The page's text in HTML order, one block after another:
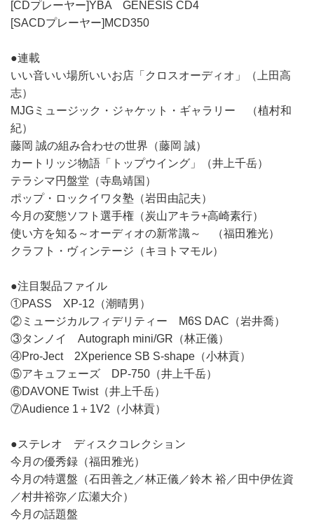
[CDプレーヤー]YBA GENESIS CD4
[SACDプレーヤー]MCD350
●連載
いい音いい場所いいお店「クロスオーディオ」（上田高
志）
MJGミュージック・ジャケット・ギャラリー （植村和
紀）
藤岡 誠の組み合わせの世界（藤岡 誠）
カートリッジ物語「トップウイング」（井上千岳）
テラシマ円盤堂（寺島靖国）
ポップ・ロックイワタ塾（岩田由記夫）
今月の変態ソフト選手権（炭山アキラ+高崎素行）
使い方を知る～オーディオの新常識～ （福田雅光）
クラフト・ヴィンテージ（キヨトマモル）
●注目製品ファイル
①PASS XP-12（潮晴男）
②ミュージカルフィデリティー M6S DAC（岩井喬）
③タンノイ Autograph mini/GR（林正儀）
④Pro-Ject 2Xperience SB S-shape（小林貢）
⑤アキュフェーズ DP-750（井上千岳）
⑥DAVONE Twist（井上千岳）
⑦Audience 1＋1V2（小林貢）
●ステレオ ディスクコレクション
今月の優秀録（福田雅光）
今月の特選盤（石田善之／林正儀／鈴木 裕／田中伊佐資
／村井裕弥／広瀬大介）
今月の話題盤